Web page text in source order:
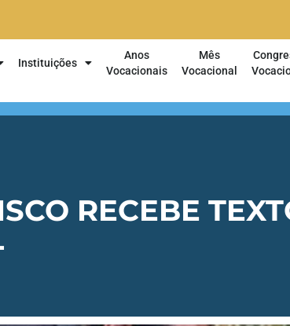
Instituições
Anos
Vocacionais
Mês
Vocacional
RECEBE